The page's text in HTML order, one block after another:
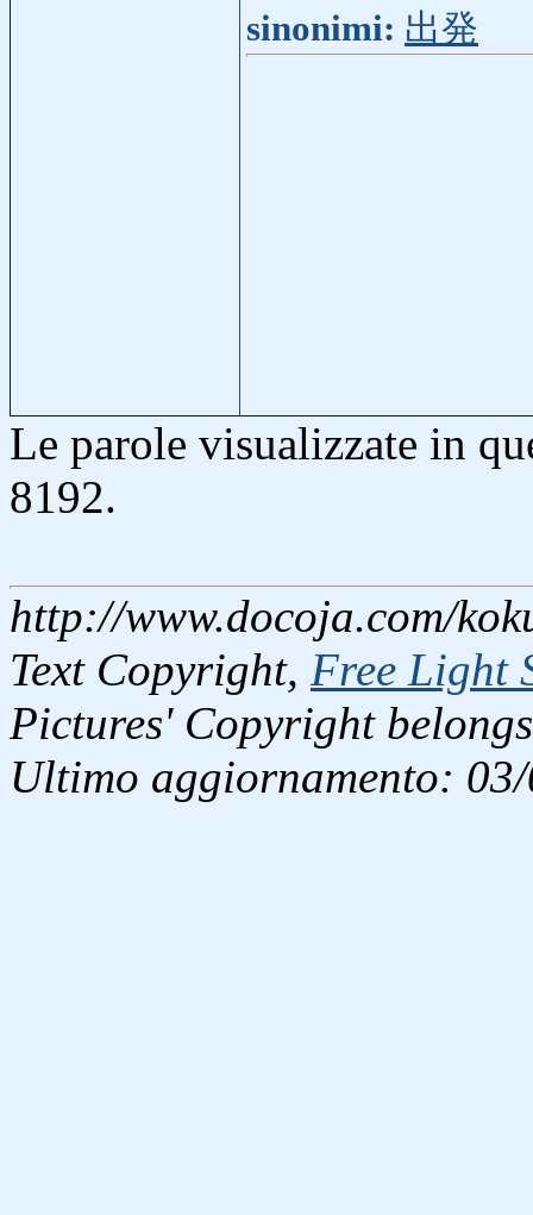
sinonimi: 出発
Le parole visualizzate in
8192.
http://www.docoja.com/
Text Copyright, Free Light
Pictures' Copyright
Ultimo aggiornamento: